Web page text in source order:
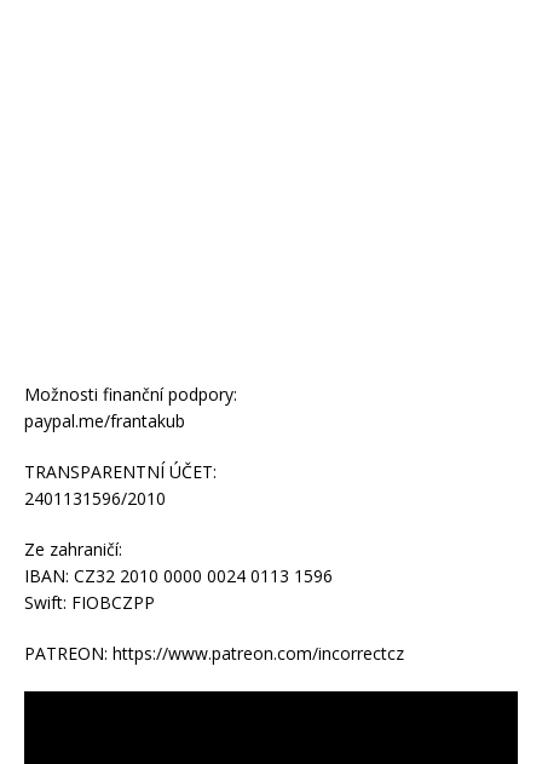
Možnosti finanční podpory:
paypal.me/frantakub
TRANSPARENTNÍ ÚČET:
2401131596/2010
Ze zahraničí:
IBAN: CZ32 2010 0000 0024 0113 1596
Swift: FIOBCZPP
PATREON: https://www.patreon.com/incorrectcz